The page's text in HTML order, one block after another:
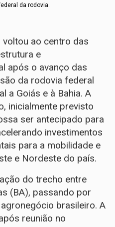
da rodovia.
ao centro das
e
após o avanço das
da rodovia federal
a Goiás e à Bahia. A
inicialmente previsto
ser antecipado para
investimentos
para a mobilidade e
e Nordeste do país.
do trecho entre
(BA), passando por
brasileiro. A
reunião no